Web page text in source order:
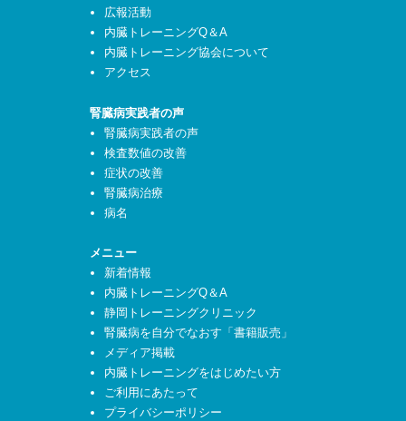
広報活動
内臓トレーニングQ＆A
内臓トレーニング協会について
アクセス
腎臓病実践者の声
腎臓病実践者の声
検査数値の改善
症状の改善
腎臓病治療
病名
メニュー
新着情報
内臓トレーニングQ＆A
静岡トレーニングクリニック
腎臓病を自分でなおす「書籍販売」
メディア掲載
内臓トレーニングをはじめたい方
ご利用にあたって
プライバシーポリシー